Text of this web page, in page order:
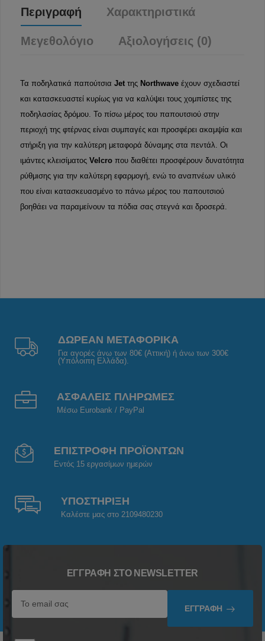
Περιγραφή Χαρακτηριστικά
Μεγεθολόγιο Αξιολογήσεις (0)
Τα ποδηλατικά παπούτσια Jet της Northwave έχουν σχεδιαστεί
και κατασκευαστεί κυρίως για να καλύψει τους χομπίστες της
ποδηλασίας δρόμου. Το πίσω μέρος του παπουτσιού στην
περιοχή της φτέρνας είναι συμπαγές και προσφέρει ακαμψία και
στήριξη για την καλύτερη μεταφορά δύναμης στα πεντάλ. Οι
ιμάντες κλεισίματος Velcro που διαθέτει προσφέρουν δυνατότητα
ρύθμισης για την καλύτερη εφαρμογή, ενώ το αναπνέων υλικό
που είναι κατασκευασμένο το πάνω μέρος του παπουτσιού
βοηθάει να παραμείνουν τα πόδια σας στεγνά και δροσερά.
ΔΩΡΕΑΝ ΜΕΤΑΦΟΡΙΚΑ
Για αγορές άνω των 80€ (Αττική) ή άνω των 300€
(Υπόλοιπη Ελλάδα).
ΑΣΦΑΛΕΙΣ ΠΛΗΡΩΜΕΣ
Μέσω Eurobank / PayPal
ΕΠΙΣΤΡΟΦΗ ΠΡΟΪΟΝΤΩΝ
Εντός 15 εργασίμων ημερών
ΥΠΟΣΤΗΡΙΞΗ
Καλέστε μας στο 2109480230
ΕΓΓΡΑΦΉ ΣΤΟ NEWSLETTER
ΕΓΓΡΑΦΉ